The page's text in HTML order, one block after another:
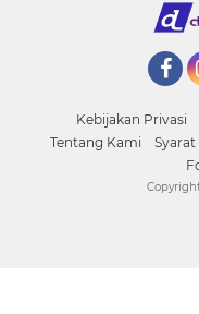
Kebijakan Privasi
Tentang Kami